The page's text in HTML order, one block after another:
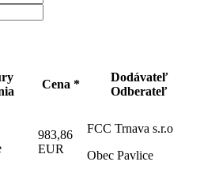
Cena *
Dodávateľ
Odberateľ
983,86
EUR
FCC Trnava s.r.o
Obec Pavlice